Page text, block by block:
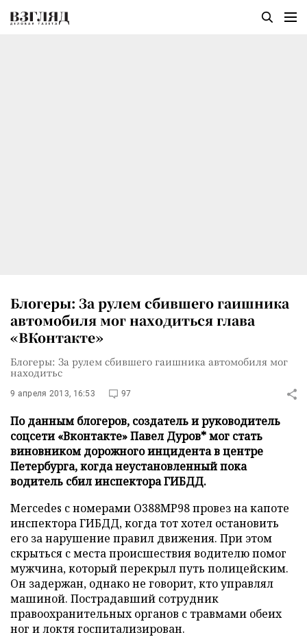
Блогеры: За рулем сбившего гаишника
автомобиля мог находиться глава
«ВКонтакте»
Блогеры: За рулем сбившего гаишника автомобиля мог
находитьс
9 апреля 2013, 16:53 97
По данным блогеров, создатель и руководитель
соцсети «Вконтакте» Павел Дуров* мог стать
виновником дорожного инцидента в центре
Петербурга, когда неустановленный пока
водитель сбил инспектора ГИБДД.
Mercedes с номерами О388МР98 провез на капоте
инспектора ГИБДД, когда тот хотел остановить
его за нарушение правил движения. При этом
скрыться с места происшествия водителю помог
мужчина, который перекрыл путь полицейским.
Он задержан, однако не говорит, кто управлял
машиной. Пострадавший сотрудник
правоохранительных органов с травмами обеих
ног и локтя госпитализирован.